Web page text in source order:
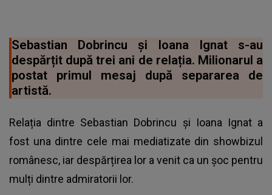
Sebastian Dobrincu și Ioana Ignat s-au
despărțit după trei ani de relația. Milionarul a
postat primul mesaj după separarea de
artistă.
Relația dintre Sebastian Dobrincu și Ioana Ignat a
fost una dintre cele mai mediatizate din showbizul
românesc, iar despărțirea lor a venit ca un șoc pentru
mulți dintre admiratorii lor.